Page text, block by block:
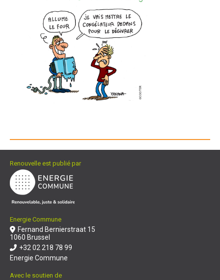
Renouvelle est publié par
Energie Commune
Fernand Bernierstraat 15
1060 Brussel
+32 02 218 78 99
Energie Commune
Avec le soutien de